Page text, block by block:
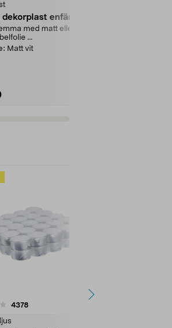
dekorplast enfärgad
med matt eller
...
Matt vit
4378recensioner
4.5av 5 stjärnor